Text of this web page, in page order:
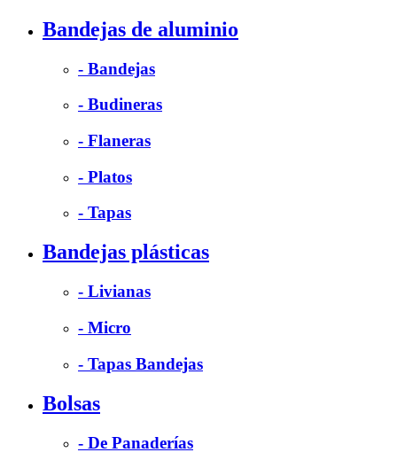
Bandejas de aluminio
- Bandejas
- Budineras
- Flaneras
- Platos
- Tapas
Bandejas plásticas
- Livianas
- Micro
- Tapas Bandejas
Bolsas
- De Panaderías